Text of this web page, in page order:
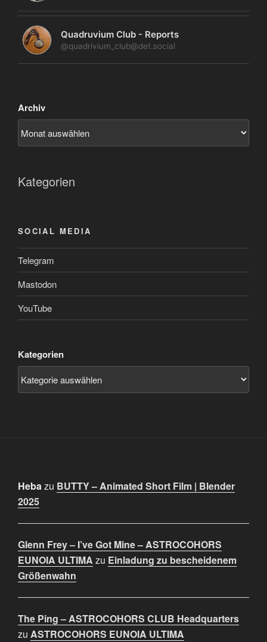
Quadruvium Club - Reports
@quadrivium_club@det.social
Archiv
Kategorien
SOCIAL MEDIA
Telegram
Mastodon
YouTube
Kategorien
Hebazu BUTTY – Animated Short Film | Blender
2025
Glenn Frey – I’ve Got Mine – ASTROCOHORS
EUNOIA ULTIMA zu Einladung zu bescheidenem
Größenwahn
The Ping – ASTROCOHORS CLUB Headquarters
zu ASTROCOHORS EUNOIA ULTIMA